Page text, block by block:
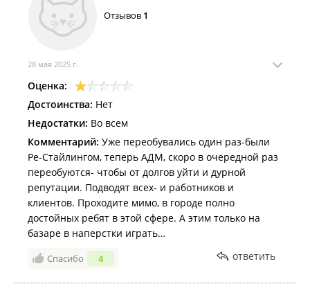
Отзывов 1
28 мая 2025 г.
Оценка:
Достоинства: Нет
Недостатки: Во всем
Комментарий: Уже переобувались один раз-были
Ре-Стайлингом, теперь АДМ, скоро в очередной раз
переобуются- чтобы от долгов уйти и дурной
репутации. Подводят всех- и работников и
клиентов. Проходите мимо, в городе полно
достойных ребят в этой сфере. А этим только на
базаре в наперстки играть…
Спасибо 4 ответить